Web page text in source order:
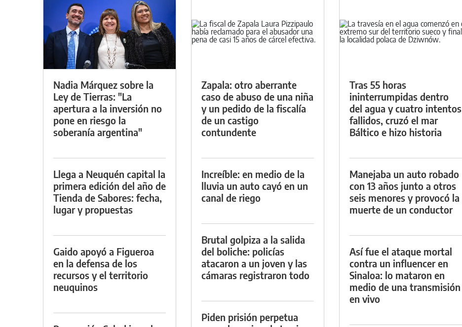
Nadia Márquez sobre la
Ley de Tierras: "La
apertura a la inversión no
pone en riesgo la
soberanía argentina"
Llega a Neuquén capital la
primera edición del año de
Tienda de Sabores: fecha,
lugar y propuestas
Gaido apoyó a Figueroa
en la defensa de los
recursos y el territorio
neuquinos
Zapala: otro aberrante
caso de abuso de una niña
y un pedido de la fiscalía
de un castigo
contundente
Increíble: en medio de la
lluvia un auto cayó en un
canal de riego
Brutal golpiza a la salida
del boliche: policías
atacaron a un joven y las
cámaras registraron todo
Piden prisión perpetua
Tras 55 horas
ininterrumpidas dentro
del agua y cuatro intentos
fallidos, cruzó el mar
Báltico e hizo historia
Manejaba un auto robado
con 13 años junto a otros
seis menores y provocó la
muerte de un conductor
Así fue el ataque mortal
contra un influencer en
Sinaloa: lo mataron en
medio de una transmisión
en vivo